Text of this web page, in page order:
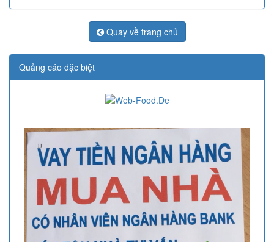
Quay về trang chủ
Quảng cáo đặc biệt